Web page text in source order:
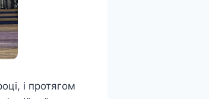
і протягом